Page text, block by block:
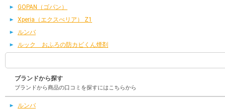
GOPAN（ゴパン）
Xperia（エクスぺリア） Z1
ルンバ
ルック おふろの防カビくん煙剤
ブランドから探す
ブランドから商品の口コミを探すにはこちらから
ルンバ